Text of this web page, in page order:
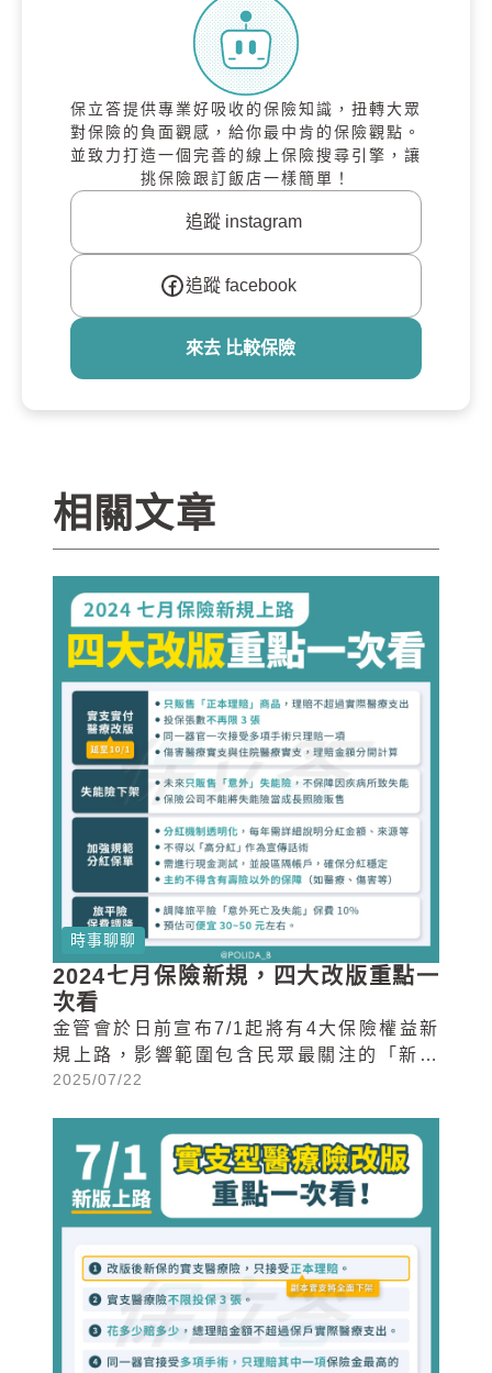
保立答提供專業好吸收的保險知識，扭轉大眾
對保險的負面觀感，給你最中肯的保險觀點。
並致力打造一個完善的線上保險搜尋引擎，讓
挑保險跟訂飯店一樣簡單！
追蹤 instagram
追蹤 facebook
來去 比較保險
相關文章
時事聊聊
2024七月保險新規，四大改版重點一
次看
金管會於日前宣布7/1起將有4大保險權益新
規上路，影響範圍包含民眾最關注的「新版
實支實付險醫療險、失能險、旅平險以及分
保險四大新制各自的重點與改革內容，想簡
單快速了解新制對你有哪些影響嗎？馬上往
下看下去吧！
2025/07/22